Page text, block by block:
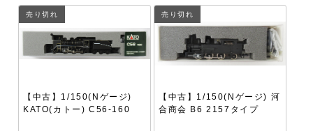
売り切れ
【中古】1/150(Nゲージ)
KATO(カトー) C56-160
売り切れ
【中古】1/150(Nゲージ) 河
合商会 B6 2157タイプ